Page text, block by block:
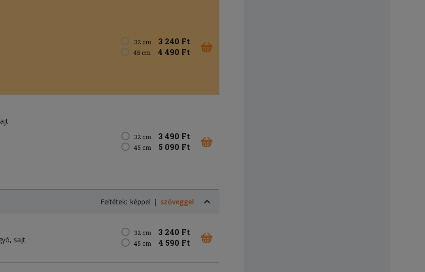
32 cm 3 240 Ft
45 cm 4 490 Ft
32 cm 3 490 Ft
45 cm 5 090 Ft
Feltétek: képpel szöveggel
sajt
32 cm 3 240 Ft
45 cm 4 590 Ft